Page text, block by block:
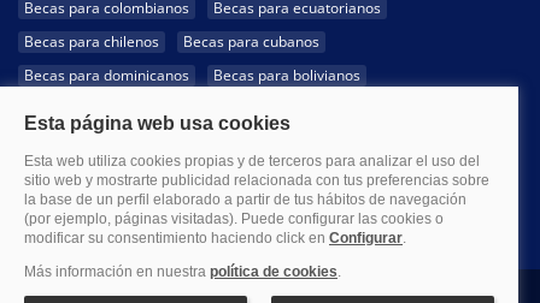
Becas para colombianos
Becas para ecuatorianos
Becas para chilenos
Becas para cubanos
Becas para dominicanos
Becas para bolivianos
Becas para hondureños
Becas para paraguayos
Becas para uruguayos
Becas para salvadoreños
1999-2026 Becas.com @Todos los derechos reservados